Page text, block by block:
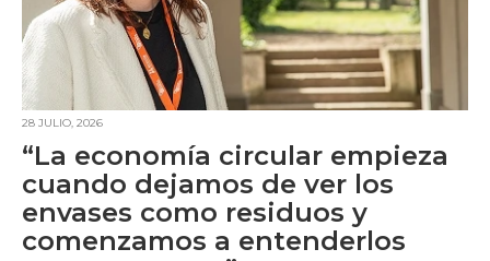
28 JULIO, 2026
“La economía circular empieza
cuando dejamos de ver los
envases como residuos y
comenzamos a entenderlos